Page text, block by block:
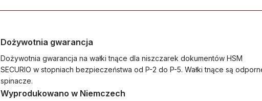
Dożywotnia gwarancja
Dożywotnia gwarancja na wałki tnące dla niszczarek dokumentów HSM
SECURIO w stopniach bezpieczeństwa od P-2 do P-5. Wałki tnące są
spinacze.
Wyprodukowano w Niemczech